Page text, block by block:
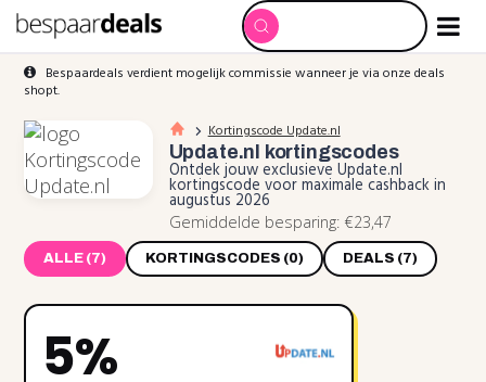
Bespaardeals verdient mogelijk commissie wanneer je via onze deals
shopt.
Kortingscode Update.nl
Update.nl
kortingscodes
Ontdek jouw exclusieve Update.nl
kortingscode voor maximale cashback in
augustus 2026
Gemiddelde besparing: €23,47
ALLE (7) KORTINGSCODES (0) DEALS (7)
5%